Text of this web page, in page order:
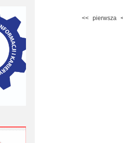
<< pierwsza